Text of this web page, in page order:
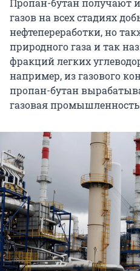
Пропан-бутан получают
газов на всех стадиях
нефтепереработки, но
природного газа и так
фракций легких
например, из газового
пропан-бутан
газовая